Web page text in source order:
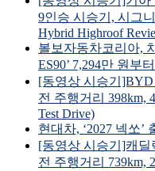
9인승 시승기, 시그
Hybrid Highroof
볼보자동차코리아,
ES90’ 7,294만 원부
[동영상 시승기
전 주행거리 398km,
Test Drive)
현대차, ‘2027 넥쏘’
[동영상 시승기]캐딜
전 주행거리 739km,